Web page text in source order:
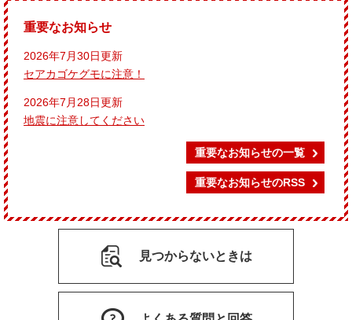
重要なお知らせ
2026年7月30日更新
セアカゴケグモに注意！
2026年7月28日更新
地震に注意してください
重要なお知らせの一覧
重要なお知らせのRSS
見つからないときは